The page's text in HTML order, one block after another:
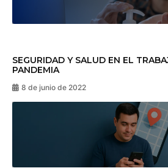
SEGURIDAD Y SALUD EN EL
PANDEMIA
8 de junio de 2022